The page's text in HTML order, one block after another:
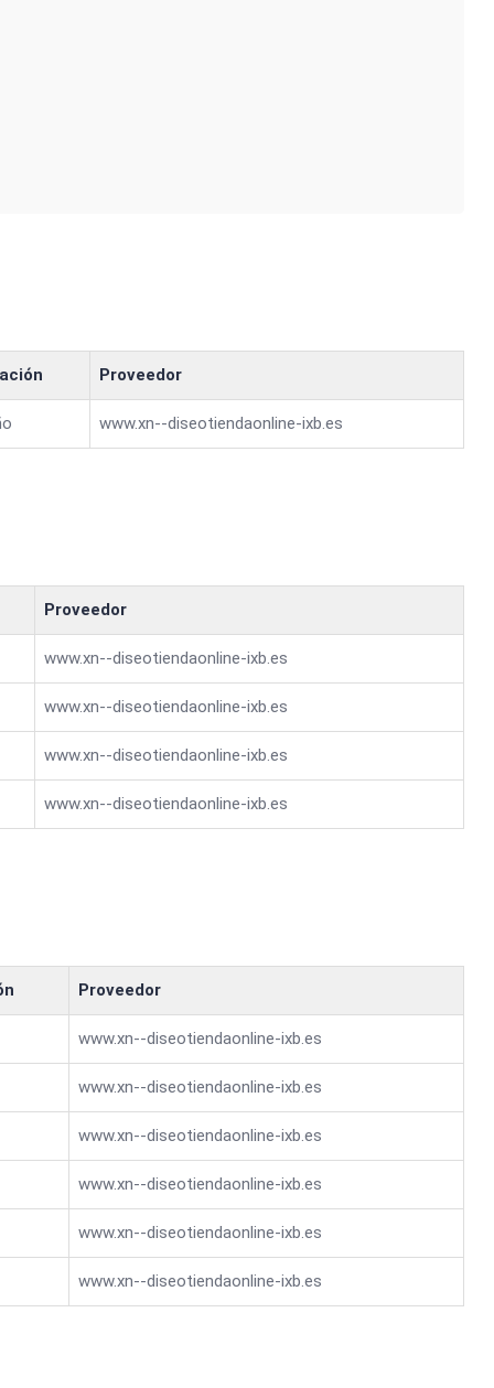
Proveedor
www.xn--diseotiendaonline-ixb.es
Proveedor
www.xn--diseotiendaonline-ixb.es
www.xn--diseotiendaonline-ixb.es
www.xn--diseotiendaonline-ixb.es
www.xn--diseotiendaonline-ixb.es
Proveedor
www.xn--diseotiendaonline-ixb.es
www.xn--diseotiendaonline-ixb.es
www.xn--diseotiendaonline-ixb.es
www.xn--diseotiendaonline-ixb.es
www.xn--diseotiendaonline-ixb.es
www.xn--diseotiendaonline-ixb.es